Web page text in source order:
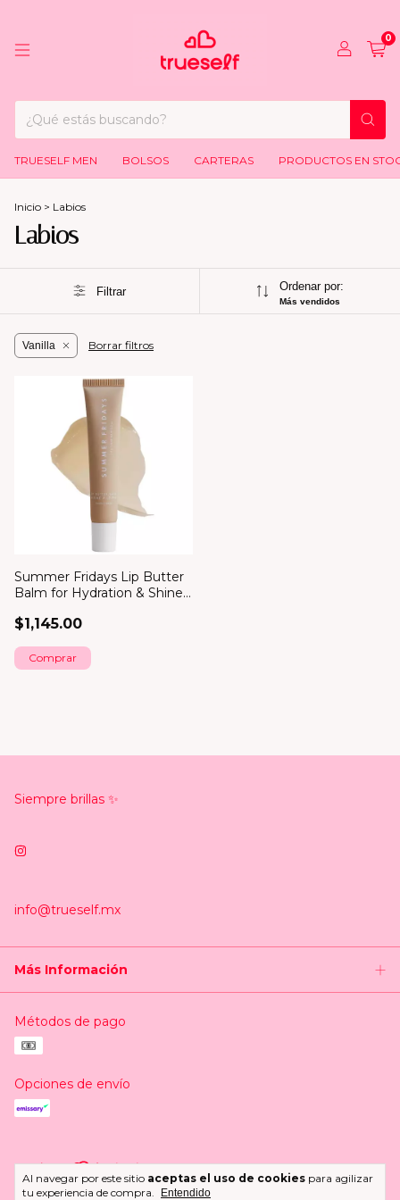
0
TRUESELF MEN BOLSOS CARTERAS PRODUCTOS EN
Al navegar por este sitio aceptas el uso de cookies para agilizar
tu experiencia de compra.
Entendido
Inicio > Labios
Labios
Filtrar Ordenar por:
Más vendidos
Vanilla Borrar filtros
Summer Fridays Lip Butter
Balm for Hydration & Shine
$1,145.00
Comprar
Siempre brillas ✨
info@trueself.mx
Más Información
Métodos de pago
Opciones de envío
Copyright Trueself.mx - 2026. Todos los derechos reservados.